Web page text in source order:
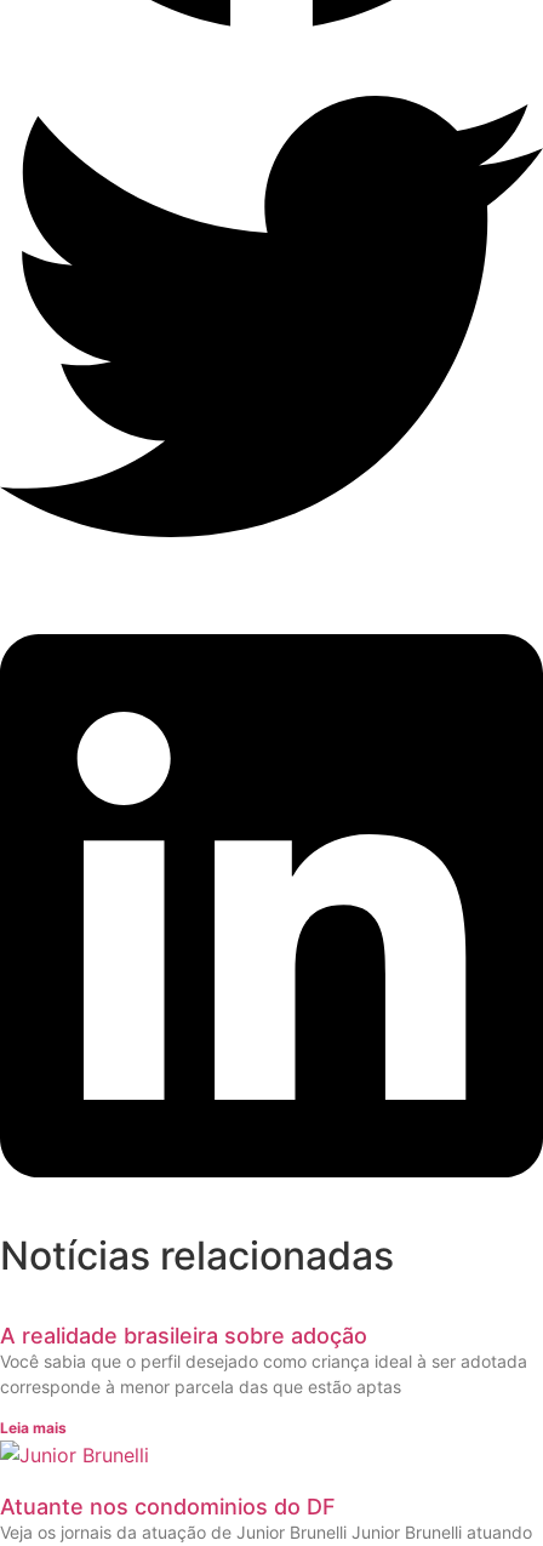
Notícias relacionadas
A realidade brasileira sobre adoção
Você sabia que o perfil desejado como criança ideal à ser adotada
corresponde à menor parcela das que estão aptas
Leia mais
Atuante nos condominios do DF
Veja os jornais da atuação de Junior Brunelli Junior Brunelli atuando